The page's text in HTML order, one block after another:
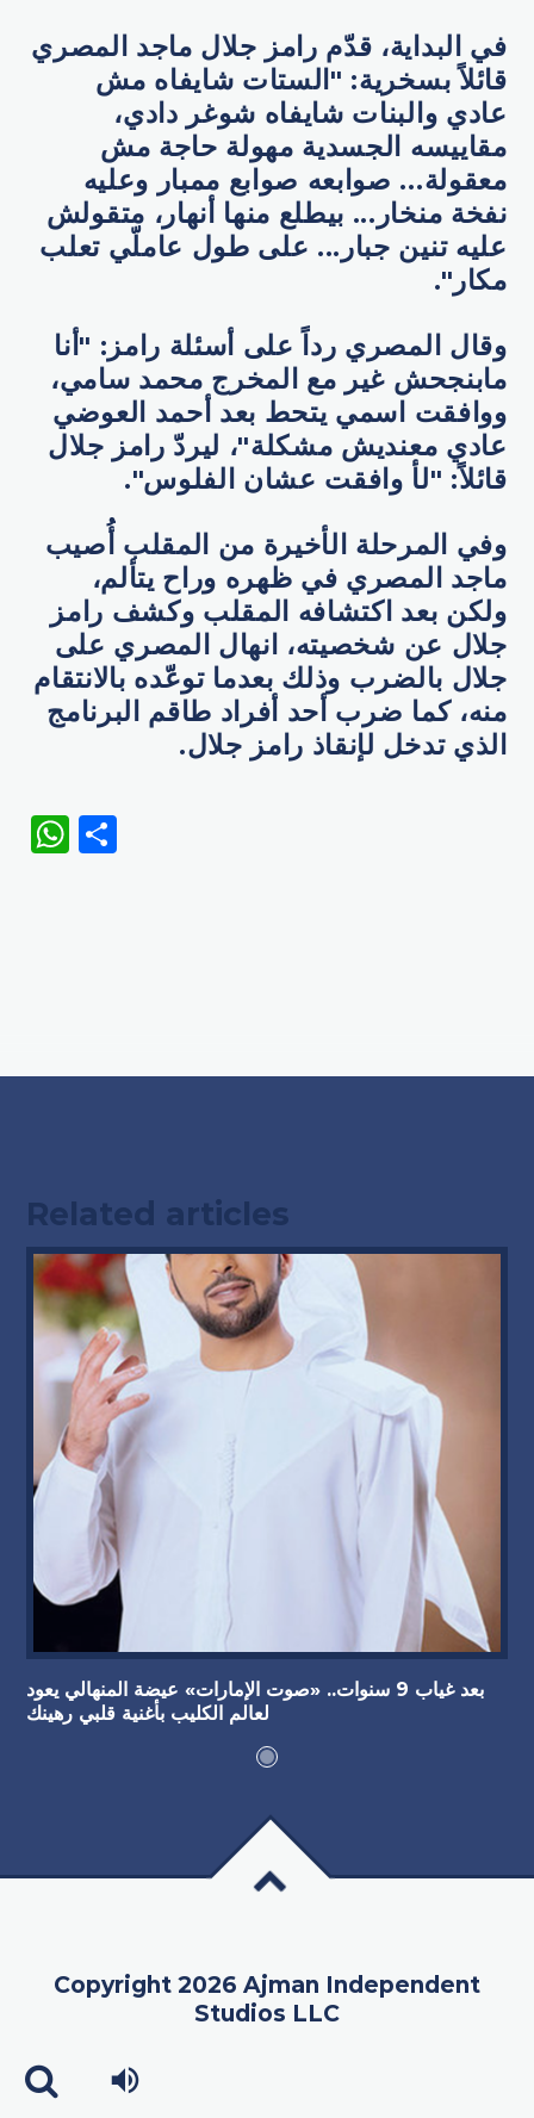
في البداية، قدّم رامز جلال ماجد المصري
قائلاً بسخرية: "الستات شايفاه مش
عادي والبنات شايفاه شوغر دادي،
مقاييسه الجسدية مهولة حاجة مش
معقولة... صوابعه صوابع ممبار وعليه
نفخة منخار... بيطلع منها أنهار، متقولش
عليه تنين جبار... على طول عاملّي تعلب
مكار".
وقال المصري رداً على أسئلة رامز: "أنا
مابنجحش غير مع المخرج محمد سامي،
ووافقت اسمي يتحط بعد أحمد العوضي
عادي معنديش مشكلة"، ليردّ رامز جلال
قائلاً: "لأ وافقت عشان الفلوس".
وفي المرحلة الأخيرة من المقلب أُصيب
ماجد المصري في ظهره وراح يتألم،
ولكن بعد اكتشافه المقلب وكشف رامز
جلال عن شخصيته، انهال المصري على
جلال بالضرب وذلك بعدما توعّده بالانتقام
منه، كما ضرب أحد أفراد طاقم البرنامج
الذي تدخل لإنقاذ رامز جلال.
WhatsApp
Related articles
بعد غياب 9 سنوات.. «صوت الإمارات» عيضة المنهالي يعود
لعالم الكليب بأغنية قلبي رهينك
Copyright 2026 Ajman Independent
Studios LLC